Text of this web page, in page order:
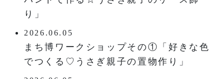
り」
2026.06.05
まち博ワークショップその①「好きな色
でつくる♡うさぎ親子の置物作り」